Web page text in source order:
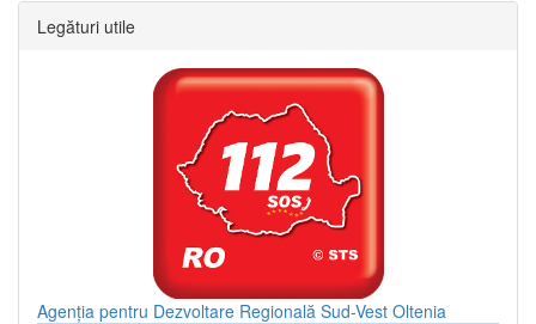
Legături utile
Agenția pentru Dezvoltare Regională Sud-Vest Oltenia